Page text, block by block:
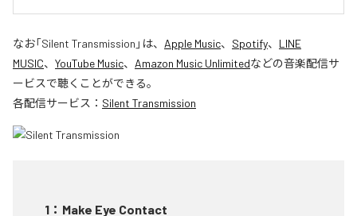
なお「Silent Transmission 」は、 Apple Music、 Spotify、 LINE
MUSIC、 YouTube Music、 Amazon Music Unlimitedなどの音楽配信サ
ービスで聴くことができる。
各配信サービス： Silent Transmission
1 ： Make Eye Contact